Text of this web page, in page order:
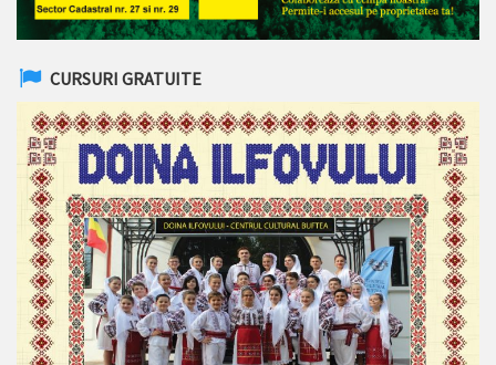
CURSURI GRATUITE